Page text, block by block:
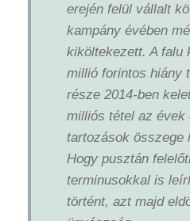
erején felül vállalt
kampány évében
kiköltekezett. A falu
millió forintos hiány
része 2014-ben
milliós tétel az évek
tartozások összege
Hogy pusztán
terminusokkal is
történt, azt majd